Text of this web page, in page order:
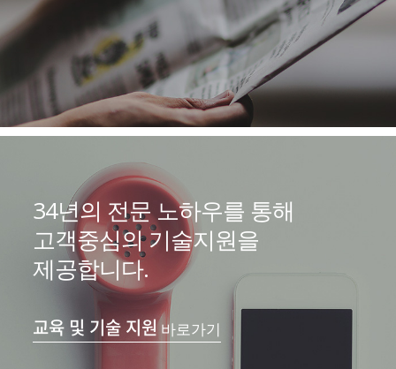
34년의 전문 노하우를 통해
고객중심의 기술지원을
제공합니다.
교육 및 기술 지원바로가기